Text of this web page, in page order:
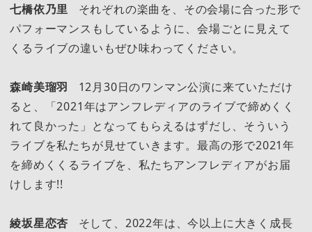
七橋依乃里
それぞれの楽曲を、その会場に合った形で
パフォーマンスもしているように、会場ごとに見えて
くるライブの違いもぜひ味わってください。
森崎美瑠羽 12月30日のワンマン公演に来ていただけ
ると、「2021年はアンフレディアのライブで締めくく
れて良かった」となってもらえるはずだし、そういう
ライブを私たちが見せていきます。最高の形で2021年
を締めくくるライブを、私たちアンフレディアがお届
けします!!
綾坂星恋杏 そして、2022年は、今以上に大きく成長